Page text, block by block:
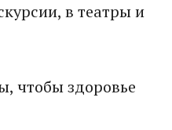
в театры и
чтобы здоровье